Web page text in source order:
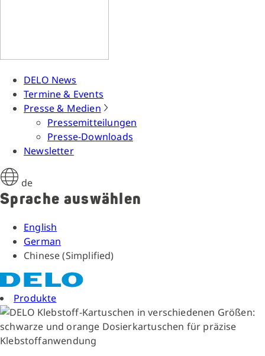
DELO News
Termine & Events
Presse & Medien
Pressemitteilungen
Presse-Downloads
Newsletter
de
Sprache auswählen
English
German
Chinese (Simplified)
Produkte